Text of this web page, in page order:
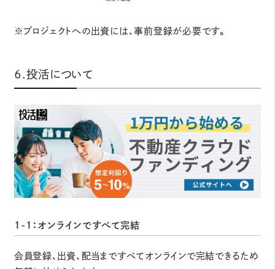
※プロジェクトへの出資には、事前登録が必要です。
6.投活について
1-1：オンラインですべて完結
会員登録、出資、配当まですべてオンラインで完結できるため